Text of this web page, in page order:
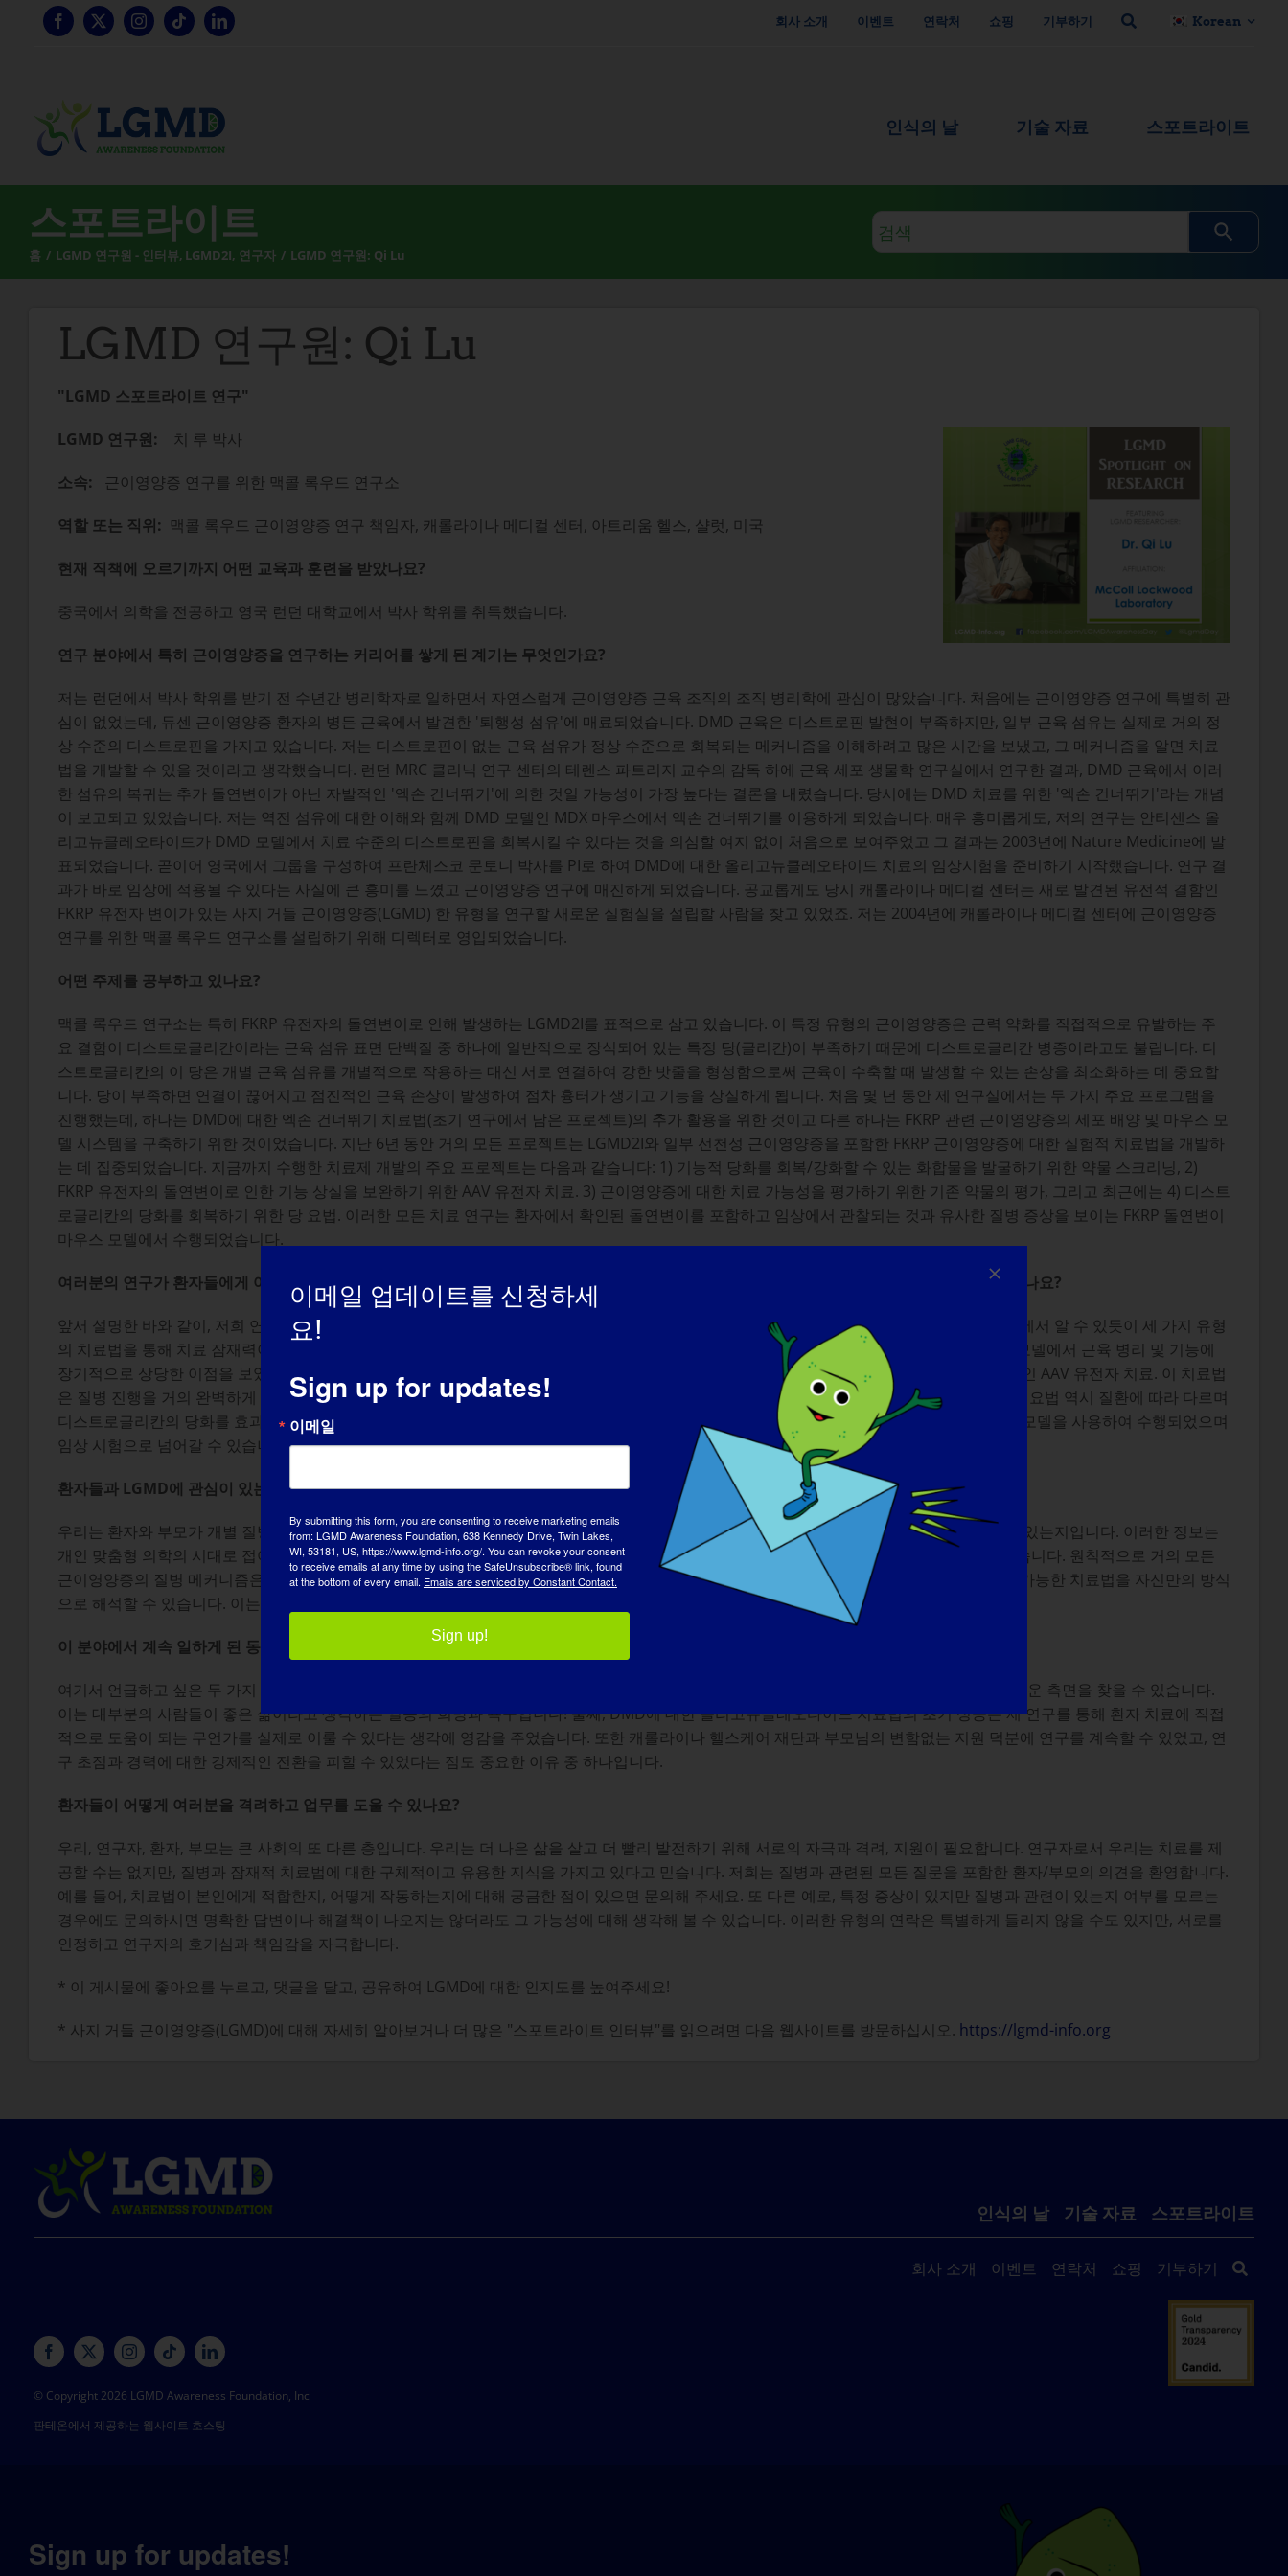
회사 소개 이벤트 연락처 쇼핑 기부하기 Korean
인식의 날 기술 자료 스포트라이트
스포트라이트
홈 LGMD 연구원 - 인터뷰 LGMD2I 연구자 LGMD 연구원: Qi Lu
검
색
쿼
LGMD 연구원: Qi Lu
"LGMD 스포트라이트 연구"
LGMD 연구원: 치 루 박사
소속: 근이영양증 연구를 위한 맥콜 록우드 연구소
역할 또는 직위: 맥콜 록우드 근이영양증 연구 책임자, 캐롤라이나 메디컬 센터, 아트리움 헬스, 샬럿, 미국
현재 직책에 오르기까지 어떤 교육과 훈련을 받았나요?
중국에서 의학을 전공하고 영국 런던 대학교에서 박사 학위를 취득했습니다.
연구 분야에서 특히 근이영양증을 연구하는 커리어를 쌓게 된 계기는 무엇인가요?
저는 런던에서 박사 학위를 받기 전 수년간 병리학자로 일하면서 자연스럽게 근이영양증 근육 조직의 조직 병리학에 관심이 많았습니다. 처음에는 근이영양증 연구에 특별히 관
심이 없었는데, 듀센 근이영양증 환자의 병든 근육에서 발견한 '퇴행성 섬유'에 매료되었습니다. DMD 근육은 디스트로핀 발현이 부족하지만, 일부 근육 섬유는 실제로 거의 정
상 수준의 디스트로핀을 가지고 있습니다. 저는 디스트로핀이 없는 근육 섬유가 정상 수준으로 회복되는 메커니즘을 이해하려고 많은 시간을 보냈고, 그 메커니즘을 알면 치료
법을 개발할 수 있을 것이라고 생각했습니다. 런던 MRC 클리닉 연구 센터의 테렌스 파트리지 교수의 감독 하에 근육 세포 생물학 연구실에서 연구한 결과, DMD 근육에서 이러
한 섬유의 복귀는 추가 돌연변이가 아닌 자발적인 '엑손 건너뛰기'에 의한 것일 가능성이 가장 높다는 결론을 내렸습니다. 당시에는 DMD 치료를 위한 '엑손 건너뛰기'라는 개념
이 보고되고 있었습니다. 저는 역전 섬유에 대한 이해와 함께 DMD 모델인 MDX 마우스에서 엑손 건너뛰기를 이용하게 되었습니다. 매우 흥미롭게도, 저의 연구는 안티센스 올
리고뉴클레오타이드가 DMD 모델에서 치료 수준의 디스트로핀을 회복시킬 수 있다는 것을 의심할 여지 없이 처음으로 보여주었고 그 결과는 2003년에 Nature Medicine에 발
표되었습니다. 곧이어 영국에서 그룹을 구성하여 프란체스코 문토니 박사를 PI로 하여 DMD에 대한 올리고뉴클레오타이드 치료의 임상시험을 준비하기 시작했습니다. 연구 결
과가 바로 임상에 적용될 수 있다는 사실에 큰 흥미를 느꼈고 근이영양증 연구에 매진하게 되었습니다. 공교롭게도 당시 캐롤라이나 메디컬 센터는 새로 발견된 유전적 결함인
FKRP 유전자 변이가 있는 사지 거들 근이영양증(LGMD) 한 유형을 연구할 새로운 실험실을 설립할 사람을 찾고 있었죠. 저는 2004년에 캐롤라이나 메디컬 센터에 근이영양증
연구를 위한 맥콜 록우드 연구소를 설립하기 위해 디렉터로 영입되었습니다.
어떤 주제를 공부하고 있나요?
맥콜 록우드 연구소는 특히 FKRP 유전자의 돌연변이로 인해 발생하는 LGMD2I를 표적으로 삼고 있습니다. 이 특정 유형의 근이영양증은 근력 약화를 직접적으로 유발하는 주
요 결함이 디스트로글리칸이라는 근육 섬유 표면 단백질 중 하나에 일반적으로 장식되어 있는 특정 당(글리칸)이 부족하기 때문에 디스트로글리칸 병증이라고도 불립니다. 디
스트로글리칸의 이 당은 개별 근육 섬유를 개별적으로 작용하는 대신 서로 연결하여 강한 밧줄을 형성함으로써 근육이 수축할 때 발생할 수 있는 손상을 최소화하는 데 중요합
니다. 당이 부족하면 연결이 끊어지고 점진적인 근육 손상이 발생하여 점차 흉터가 생기고 기능을 상실하게 됩니다. 처음 몇 년 동안 제 연구실에서는 두 가지 주요 프로그램을
진행했는데, 하나는 DMD에 대한 엑손 건너뛰기 치료법(초기 연구에서 남은 프로젝트)의 추가 활용을 위한 것이고 다른 하나는 FKRP 관련 근이영양증의 세포 배양 및 마우스 모
델 시스템을 구축하기 위한 것이었습니다. 지난 6년 동안 거의 모든 프로젝트는 LGMD2I와 일부 선천성 근이영양증을 포함한 FKRP 근이영양증에 대한 실험적 치료법을 개발하
는 데 집중되었습니다. 지금까지 수행한 치료제 개발의 주요 프로젝트는 다음과 같습니다: 1) 기능적 당화를 회복/강화할 수 있는 화합물을 발굴하기 위한 약물 스크리닝, 2)
FKRP 유전자의 돌연변이로 인한 기능 상실을 보완하기 위한 AAV 유전자 치료. 3) 근이영양증에 대한 치료 가능성을 평가하기 위한 기존 약물의 평가, 그리고 최근에는 4) 디스트
로글리칸의 당화를 회복하기 위한 당 요법. 이러한 모든 치료 연구는 환자에서 확인된 돌연변이를 포함하고 임상에서 관찰되는 것과 유사한 질병 증상을 보이는 FKRP 돌연변이
마우스 모델에서 수행되었습니다.
여러분의 연구가 환자들에게 어떤 도움이 되나요? 더 과학적일까요, 아니면 LGMD의 치료법이 될 수 있을까요? 를 일반적으로 사용하시나요?
앞서 설명한 바와 같이, 저희 연구 프로그램은 본질적으로 중개 연구이며 특히 치료법 개발에 중점을 두고 있습니다. 지난 몇 년 동안 발표된 논문에서 알 수 있듯이 세 가지 유형
의 치료법을 통해 치료 잠재력이 입증되었습니다: 1) 타목시펜 및 랄록시펜과 같은 기존 약물을 사용한 비질환 특이적 치료법으로, FKRP 마우스 모델에서 근육 병리 및 기능에
장기적으로 상당한 이점을 보였습니다. 이 치료법은 잠재적으로 모든 LGMD에 적용될 수 있습니다. 2) FKRP 돌연변이 관련 근이영양증에 특이적인 AAV 유전자 치료. 이 치료법
은 질병 진행을 거의 완벽하게 예방할 수 있는 것으로 입증되었습니다. 3) 우리 몸에 정상적으로 존재하는 대사산물인 리비톨을 이용한 치료법. 이 요법 역시 질환에 따라 다르며
디스트로글리칸의 당화를 효과적으로 향상시켜 근육 병리와 기능을 크게 개선하는 것으로 나타났습니다. 이러한 모든 실험 요법은 FKRP 마우스 모델을 사용하여 수행되었으며
임상 시험으로 넘어갈 수 있습니다.
환자들과 LGMD에 관심이 있는 사람들이 연구(본인의 프로젝트와 이 분야 전반에 대해)에 대해 알았으면 하는 것은 무엇인가요?
우리는 환자와 부모가 개별 질병의 본질이 무엇인지 명확히 알기를 원합니다. 중요한 것은 환자와 부모가 어떤 유전자의 어떤 돌연변이를 가지고 있는지입니다. 이러한 정보는
개인 맞춤형 의학의 시대로 접어들고 있는 지금 매우 중요한 정보입니다. 처음에는 어렵게 들릴 수 있지만, 꾸준히 노력하면 누구나 이해할 수 있습니다. 원칙적으로 거의 모든
근이영양증의 질병 메커니즘은 우리가 듣는 대부분의 질병보다 훨씬 간단하고 이해하기 쉽습니다. 이 지식이 있으면 연구를 쉽게 이해하고 사용 가능한 치료법을 자신만의 방식
으로 해석할 수 있습니다. 이는 또한 여러분과 연구자 간의 소통을 향상시킬 것입니다.
이 분야에서 계속 일하게 된 동기는 무엇인가요?
여기서 언급하고 싶은 두 가지 구체적인 요소는 첫째, 매일 같거나 비슷한 일을 반복해도 지루하지 않은 삶입니다. 대부분의 실험은 언제든지 새로운 측면을 찾을 수 있습니다.
이는 대부분의 사람들이 좋은 삶이라고 생각하는 일종의 희망과 욕구입니다! 둘째, DMD에 대한 올리고뉴클레오타이드 치료법의 초기 성공은 제 연구를 통해 환자 치료에 직접
적으로 도움이 되는 무언가를 실제로 이룰 수 있다는 생각에 영감을 주었습니다. 또한 캐롤라이나 헬스케어 재단과 부모님의 변함없는 지원 덕분에 연구를 계속할 수 있었고, 연
구 초점과 경력에 대한 강제적인 전환을 피할 수 있었다는 점도 중요한 이유 중 하나입니다.
환자들이 어떻게 여러분을 격려하고 업무를 도울 수 있나요?
우리, 연구자, 환자, 부모는 큰 사회의 또 다른 층입니다. 우리는 더 나은 삶을 살고 더 빨리 발전하기 위해 서로의 자극과 격려, 지원이 필요합니다. 연구자로서 우리는 치료를 제
공할 수는 없지만, 질병과 잠재적 치료법에 대한 구체적이고 유용한 지식을 가지고 있다고 믿습니다. 저희는 질병과 관련된 모든 질문을 포함한 환자/부모의 의견을 환영합니다.
예를 들어, 치료법이 본인에게 적합한지, 어떻게 작동하는지에 대해 궁금한 점이 있으면 문의해 주세요. 또 다른 예로, 특정 증상이 있지만 질병과 관련이 있는지 여부를 모르는
경우에도 문의하시면 명확한 답변이나 해결책이 나오지는 않더라도 그 가능성에 대해 생각해 볼 수 있습니다. 이러한 유형의 연락은 특별하게 들리지 않을 수도 있지만, 서로를
인정하고 연구자의 호기심과 책임감을 자극합니다.
* 이 게시물에 좋아요를 누르고, 댓글을 달고, 공유하여 LGMD에 대한 인지도를 높여주세요!
* 사지 거들 근이영양증(LGMD)에 대해 자세히 알아보거나 더 많은 "스포트라이트 인터뷰"를 읽으려면 다음 웹사이트를 방문하십시오. https://lgmd-info.org
인식의 날 기술 자료 스포트라이트
회사 소개 이벤트 연락처 쇼핑 기부하기
© Copyright 2026 LGMD Awareness Foundation, Inc
판테온에서 제공하는 웹사이트 호스팅
Sign up for updates!
이메일 업데이트를 신청하세
요!
Sign up for updates!
이메일
By submitting this form, you are consenting to receive marketing emails
from: LGMD Awareness Foundation, 638 Kennedy Drive, Twin Lakes,
WI, 53181, US, https://www.lgmd-info.org/. You can revoke your consent
to receive emails at any time by using the SafeUnsubscribe® link, found
at the bottom of every email. Emails are serviced by Constant Contact.
Sign up!